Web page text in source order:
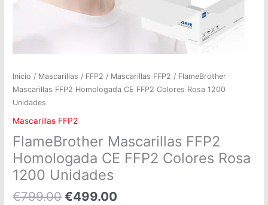
Inicio / Mascarillas / FFP2 / Mascarillas FFP2 / FlameBrother
Mascarillas FFP2 Homologada CE FFP2 Colores Rosa 1200
Unidades
Mascarillas FFP2
FlameBrother Mascarillas FFP2
Homologada CE FFP2 Colores Rosa
1200 Unidades
€799.00 €499.00